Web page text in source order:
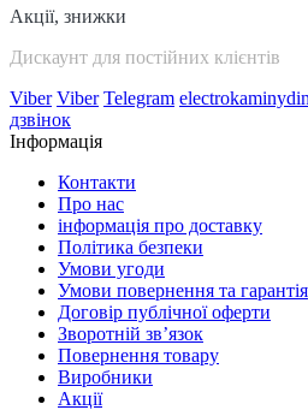
Акції, знижки
Дискаунт для постійних клієнтів
Viber Viber Telegram
дзвінок
Інформація
Контакти
Про нас
інформація про доставку
Політика безпеки
Умови угоди
Умови повернення та гарантія
Договір публічної оферти
Зворотній зв’язок
Повернення товару
Виробники
Акції